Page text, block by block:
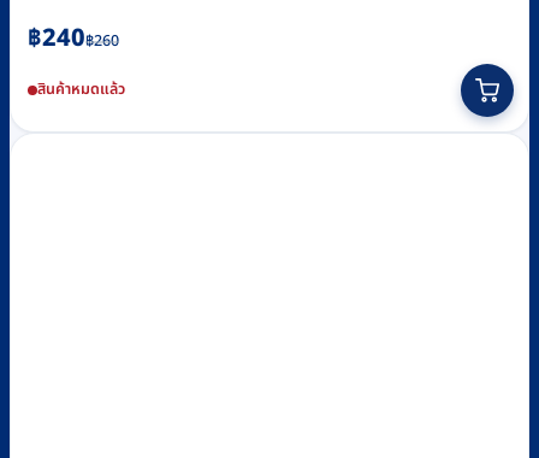
฿260
Original
was:
฿260.
฿240
Current
is:
฿240.
สินค้าหมดแล้ว